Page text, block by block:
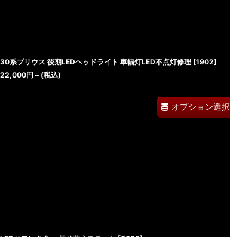
30系プリウス 後期LEDヘッドライト 車幅灯LED不点灯修理 [1902]
22,000円 ～ (税込)
オプション選択